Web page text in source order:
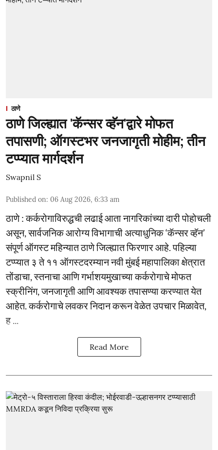
ठाणे
ठाणे जिल्ह्यात 'कॅन्सर व्हॅन'द्वारे मोफत
तपासणी; ऑगस्टभर जनजागृती मोहीम; तीन
टप्प्यात मार्गदर्शन
Swapnil S
Published on: 06 Aug 2026, 6:33 am
ठाणे : कर्करोगाविरुद्धची लढाई आता नागरिकांच्या दारी पोहोचली
असून, सार्वजनिक आरोग्य विभागाची अत्याधुनिक ‘कॅन्सर व्हॅन’
संपूर्ण ऑगस्ट महिन्यात ठाणे जिल्ह्यात फिरणार आहे. पहिल्या
टप्प्यात ३ ते ११ ऑगस्टदरम्यान नवी मुंबई महापालिका क्षेत्रात
तोंडाचा, स्तनाचा आणि गर्भाशयमुखाच्या कर्करोगाचे मोफत
स्क्रीनिंग, जनजागृती आणि आवश्यक तपासण्या करण्यात येत
आहेत. कर्करोगाचे लवकर निदान करून वेळेत उपचार मिळावेत,
ह ...
Read More